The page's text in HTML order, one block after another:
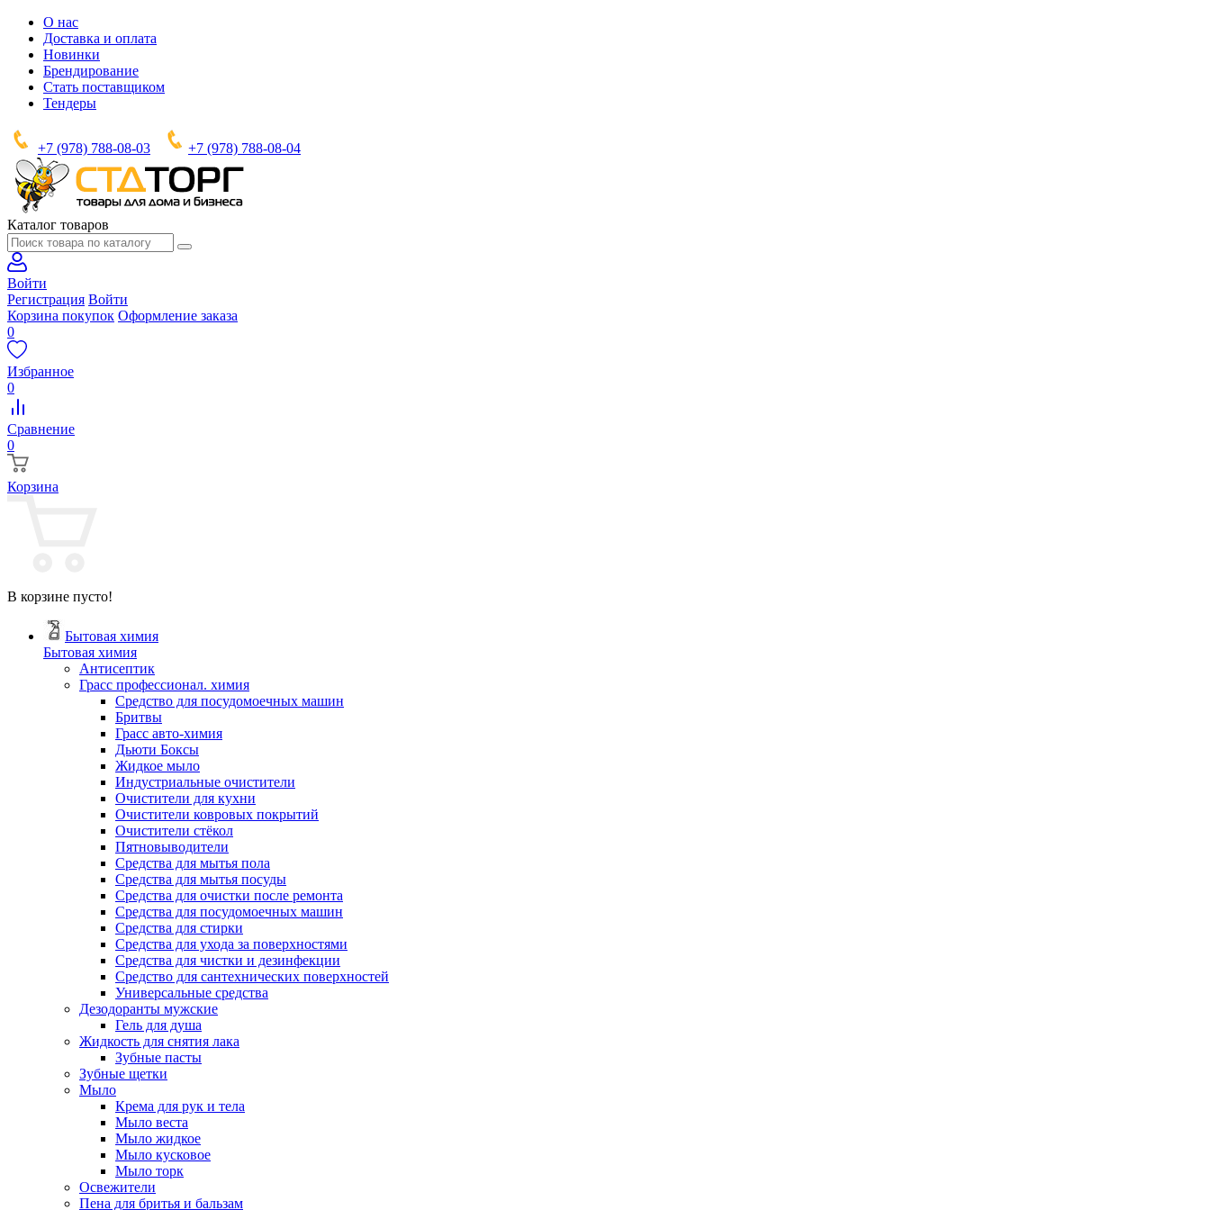
О нас
Доставка и оплата
Новинки
Брендирование
Стать поставщиком
Тендеры
+7 (978) 788-08-03 +7 (978) 788-08-04
Каталог товаров
Войти
Регистрация Войти
Корзина покупок Оформление заказа
0
Избранное
0
Сравнение
0
Корзина
В корзине пусто!
Бытовая химия
Бытовая химия
Антисептик
Грасс профессионал. химия
Cредство для посудомоечных машин
Бритвы
Грасс авто-химия
Дьюти Боксы
Жидкое мыло
Индустриальные очистители
Очистители для кухни
Очистители ковровых покрытий
Очистители стёкол
Пятновыводители
Средства для мытья пола
Средства для мытья посуды
Средства для очистки после ремонта
Средства для посудомоечных машин
Средства для стирки
Средства для ухода за поверхностями
Средства для чистки и дезинфекции
Средство для сантехнических поверхностей
Универсальные средства
Дезодоранты мужские
Гель для душа
Жидкость для снятия лака
Зубные пасты
Зубные щетки
Мыло
Крема для рук и тела
Мыло веста
Мыло жидкое
Мыло кусковое
Мыло торк
Освежители
Пена для бритья и бальзам